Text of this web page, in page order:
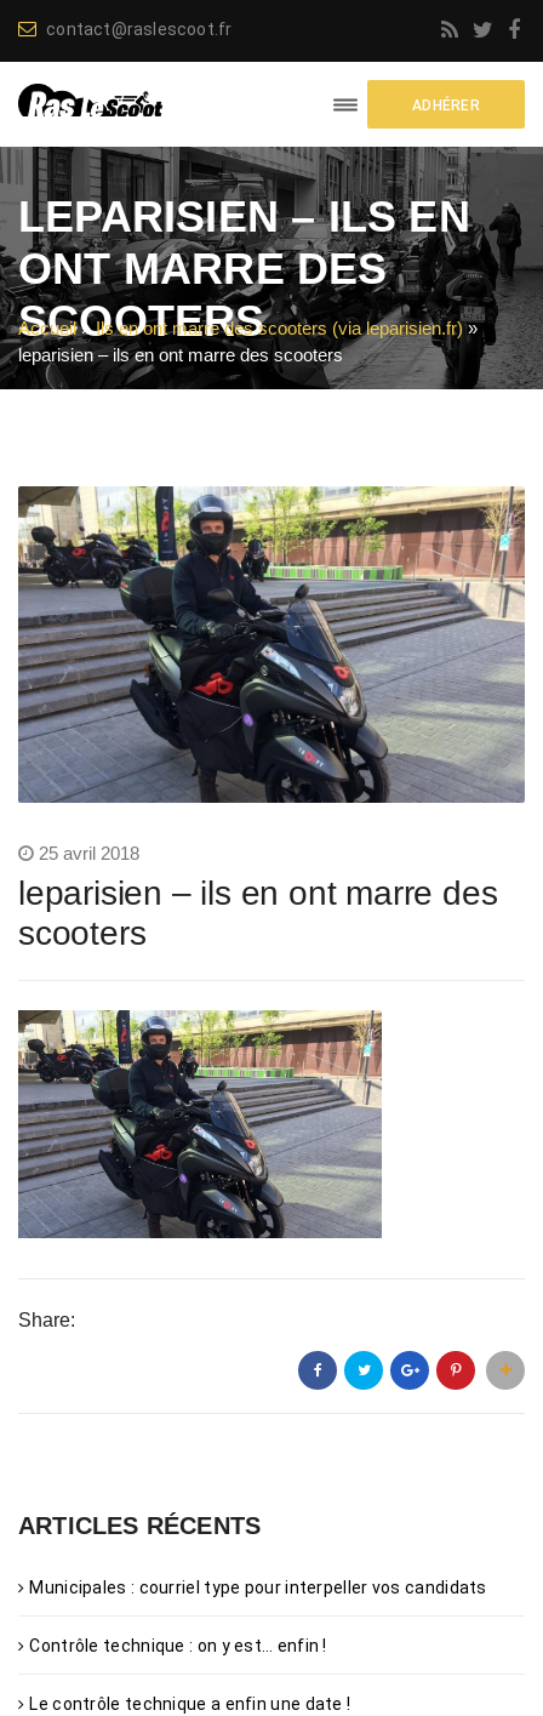
contact@raslescoot.fr
ADHÉRER
LEPARISIEN – ILS EN
ONT MARRE DES
SCOOTERS
Accueil»Ils en ont marre des scooters (via leparisien.fr)»
leparisien – ils en ont marre des scooters
25 avril 2018
leparisien – ils en ont marre des
scooters
Share:
ARTICLES RÉCENTS
Municipales : courriel type pour interpeller vos candidats
Contrôle technique : on y est… enfin !
Le contrôle technique a enfin une date !